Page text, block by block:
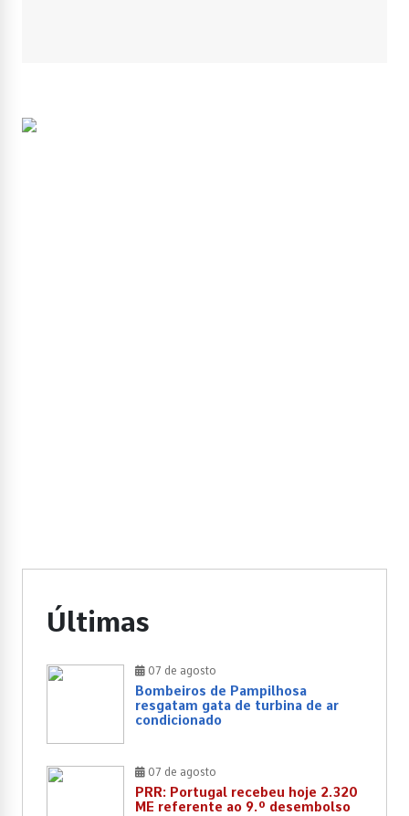
Últimas
07 de agosto
Bombeiros de Pampilhosa
resgatam gata de turbina de ar
condicionado
07 de agosto
PRR: Portugal recebeu hoje 2.320
ME referente ao 9.º desembolso